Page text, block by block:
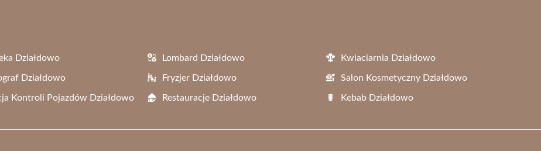
Działdowo Lombard Działdowo Kwiaciarnia Działdowo
Działdowo Fryzjer Działdowo Salon Kosmetyczny Działdowo
Kontroli Pojazdów Działdowo Restauracje Działdowo Kebab Działdowo